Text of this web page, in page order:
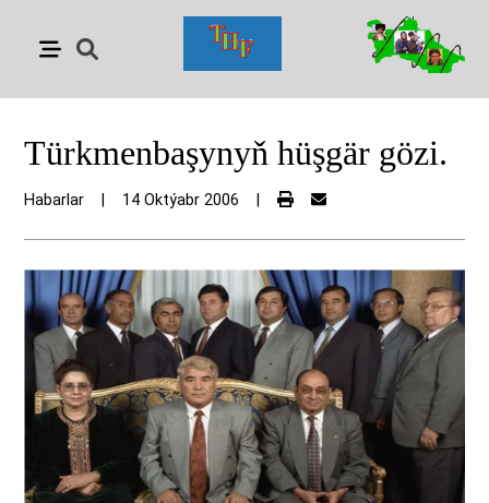
Türkmenbaşynyň hüşgär gözi.
Habarlar 14 Oktýabr 2006